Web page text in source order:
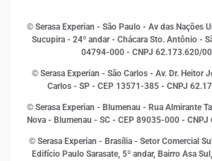
Inovação e Tecnologia
Leis e impostos
Marketing
Open Finance
Proteção de Dados
Sustentabilidade Corporativa
© Serasa Experian - São Paulo - Av das Nações
Sucupira - 24º andar - Chácara Sto. Antônio -
04794-000 - CNPJ 62.173.620/
© Serasa Experian - São Carlos - Av. Dr. Heitor
Carlos - SP - CEP 13571-385 - CNPJ
© Serasa Experian - Blumenau - Rua Almirante
Nova - Blumenau - SC - CEP 89035-000 -
© Serasa Experian - Brasília - Setor Comercial
Edifício Paulo Sarasate, 5º andar, Bairro Asa